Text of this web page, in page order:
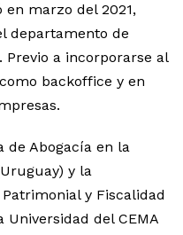
en marzo del 2021,
departamento de
a incorporarse al
backoffice y en
Abogacía en la
y la
y Fiscalidad
del CEMA